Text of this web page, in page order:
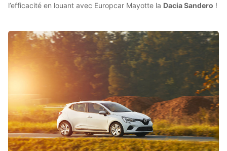
l’efficacité en louant avec Europcar Mayotte la Dacia Sandero !